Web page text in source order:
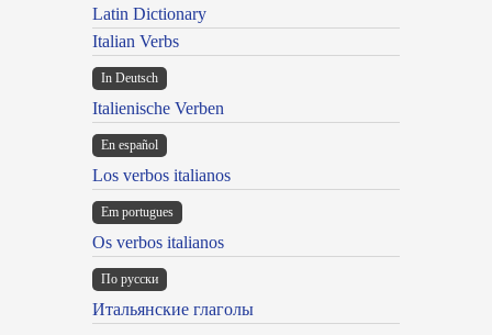
Latin Dictionary
Italian Verbs
In Deutsch
Italienische Verben
En español
Los verbos italianos
Em portugues
Os verbos italianos
По русски
Итальянские глаголы